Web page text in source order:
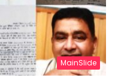
MainSlide